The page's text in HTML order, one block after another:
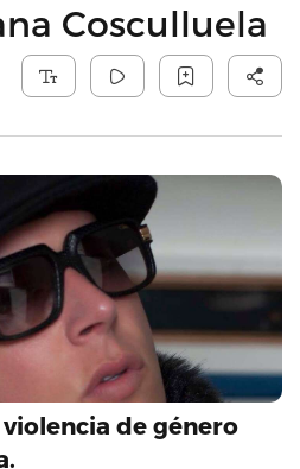
Cosculluela
de género